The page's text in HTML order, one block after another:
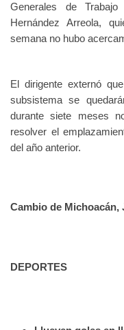
Generales de
Hernández Arreola,
semana no hubo
El dirigente externó
subsistema se
durante siete meses
resolver el
del año anterior.
Cambio de
DEPORTES